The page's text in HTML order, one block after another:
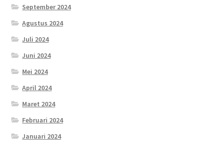
September 2024
Agustus 2024
Juli 2024
Juni 2024
Mei 2024
April 2024
Maret 2024
Februari 2024
Januari 2024